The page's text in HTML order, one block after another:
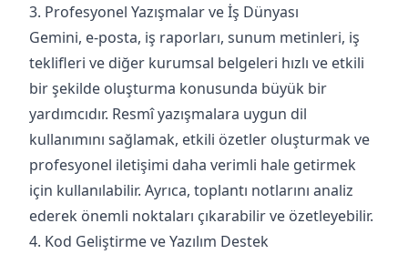
3. Profesyonel Yazışmalar ve İş Dünyası
Gemini, e-posta, iş raporları, sunum metinleri, iş
teklifleri ve diğer kurumsal belgeleri hızlı ve etkili
bir şekilde oluşturma konusunda büyük bir
yardımcıdır. Resmî yazışmalara uygun dil
kullanımını sağlamak, etkili özetler oluşturmak ve
profesyonel iletişimi daha verimli hale getirmek
için kullanılabilir. Ayrıca, toplantı notlarını analiz
ederek önemli noktaları çıkarabilir ve özetleyebilir.
4. Kod Geliştirme ve Yazılım Destek